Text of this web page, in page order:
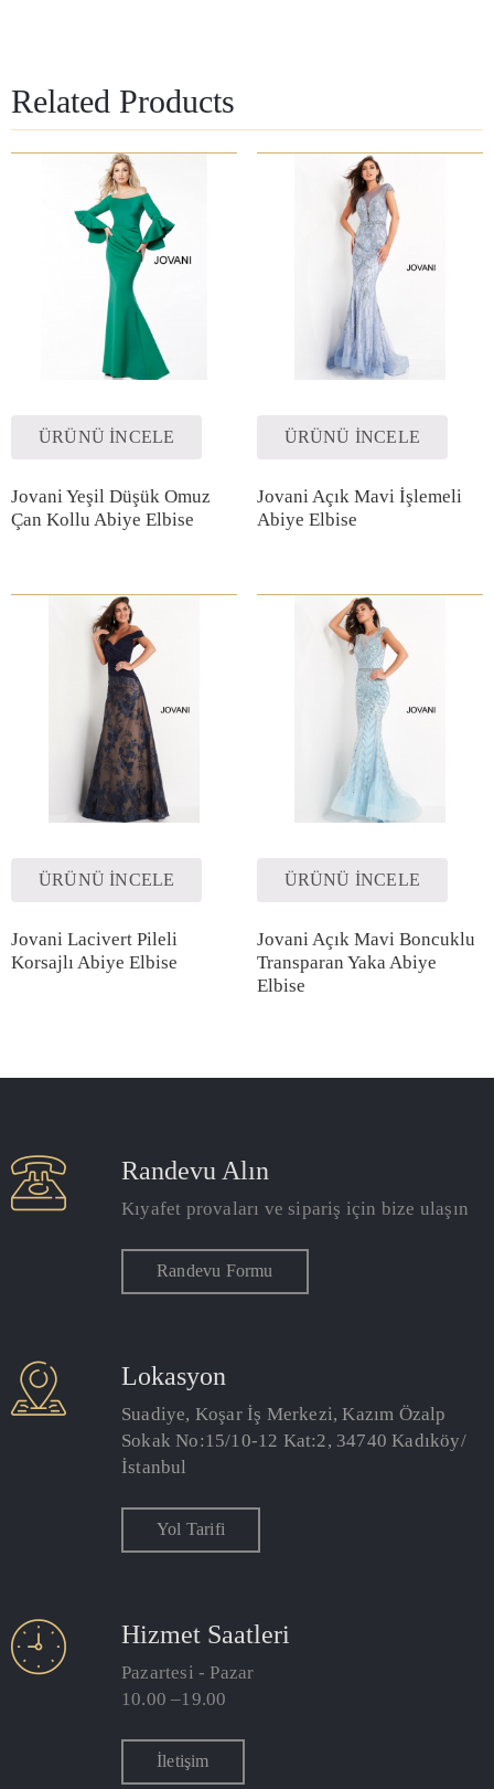
Related Products
ÜRÜNÜ İNCELE
Jovani Yeşil Düşük Omuz
Çan Kollu Abiye Elbise
ÜRÜNÜ İNCELE
Jovani Açık Mavi İşlemeli
Abiye Elbise
ÜRÜNÜ İNCELE
Jovani Lacivert Pileli
Korsajlı Abiye Elbise
ÜRÜNÜ İNCELE
Jovani Açık Mavi Boncuklu
Transparan Yaka Abiye
Elbise
Randevu Alın
Kıyafet provaları ve sipariş için bize ulaşın
Randevu Formu
Lokasyon
Suadiye, Koşar İş Merkezi, Kazım Özalp
Sokak No:15/10-12 Kat:2, 34740 Kadıköy/
İstanbul
Yol Tarifi
Hizmet Saatleri
Pazartesi - Pazar
10.00 –19.00
İletişim